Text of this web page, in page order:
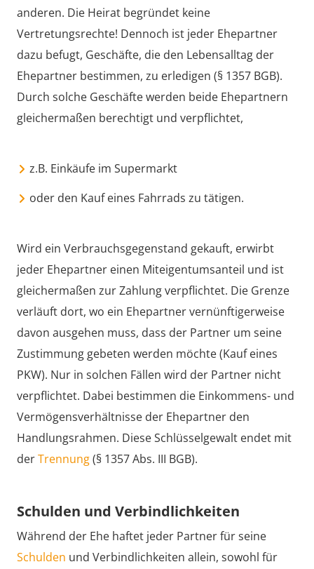
anderen. Die Heirat begründet keine
Vertretungsrechte! Dennoch ist jeder Ehepartner
dazu befugt, Geschäfte, die den Lebensalltag der
Ehepartner bestimmen, zu erledigen (§ 1357 BGB).
Durch solche Geschäfte werden beide Ehepartnern
gleichermaßen berechtigt und verpflichtet,
z.B. Einkäufe im Supermarkt
oder den Kauf eines Fahrrads zu tätigen.
Wird ein Verbrauchsgegenstand gekauft, erwirbt
jeder Ehepartner einen Miteigentumsanteil und ist
gleichermaßen zur Zahlung verpflichtet. Die Grenze
verläuft dort, wo ein Ehepartner vernünftigerweise
davon ausgehen muss, dass der Partner um seine
Zustimmung gebeten werden möchte (Kauf eines
PKW). Nur in solchen Fällen wird der Partner nicht
verpflichtet. Dabei bestimmen die Einkommens- und
Vermögensverhältnisse der Ehepartner den
Handlungsrahmen. Diese Schlüsselgewalt endet mit
derTrennung(§ 1357 Abs. III BGB).
Schulden und Verbindlichkeiten
Während der Ehe haftet jeder Partner für seine
Schulden und Verbindlichkeiten allein, sowohl für